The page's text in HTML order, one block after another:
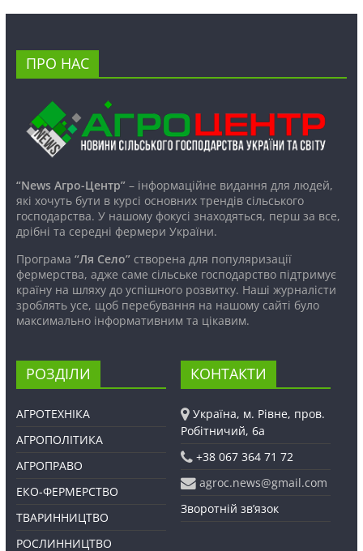
ПРО НАС
“News Агро-Центр”– інформаційне видання для людей,
які хочуть бути в курсі основних трендів сільського
господарства. У нашому фокусі знаходяться, перш за все,
дрібні та середні фермери України.
Програма “Ля Село”створена для популяризації
фермерства, адже саме сільське господарство підтримує
країну на шляху до успішного розвитку. Наші журналісти
зроблять усе, щоб перебування на нашому сайті було
максимально інформативним та цікавим.
РОЗДІЛИ
АГРОТЕХНІКА
АГРОПОЛІТИКА
АГРОПРАВО
ЕКО-ФЕРМЕРСТВО
ТВАРИННИЦТВО
РОСЛИННИЦТВО
КОНТАКТИ
Україна, м. Рівне, пров.
Робітничий, 6а
+38 067 364 71 72
agroc.news@gmail.com
Зворотній зв’язок